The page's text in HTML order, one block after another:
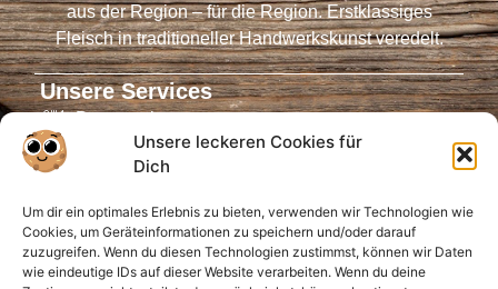
Unsere leckeren Cookies für
Dich
Um dir ein optimales Erlebnis zu bieten, verwenden wir Technologien wie
Cookies, um Geräteinformationen zu speichern und/oder darauf
zuzugreifen. Wenn du diesen Technologien zustimmst, können wir Daten
wie eindeutige IDs auf dieser Website verarbeiten. Wenn du deine
aus der Region – für die Region. Erstklassiges
Fleisch in traditioneller Handwerkskunst veredelt.
Unsere Services
Partyservice
Fleischautomaten
Virtueller Tresen
Öffnungszeiten